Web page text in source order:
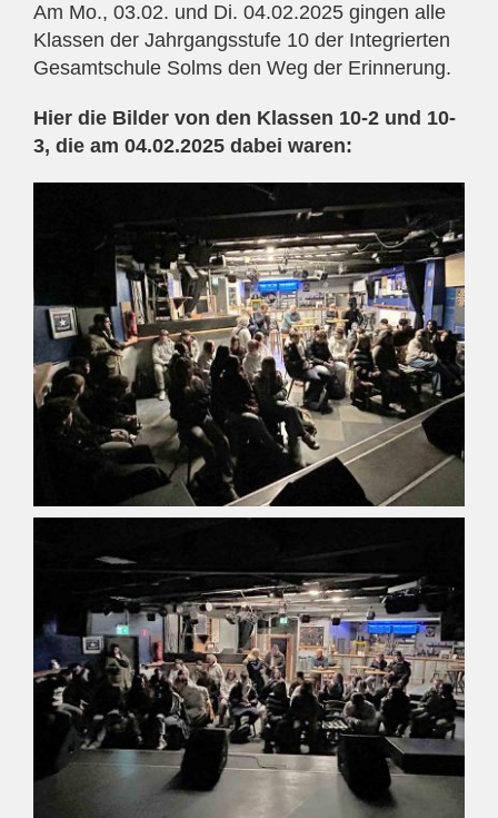
Am Mo., 03.02. und Di. 04.02.2025 gingen alle
Klassen der Jahrgangsstufe 10 der Integrierten
Gesamtschule Solms den Weg der Erinnerung.
Hier die Bilder von den Klassen 10-2 und 10-
3, die am 04.02.2025 dabei waren: